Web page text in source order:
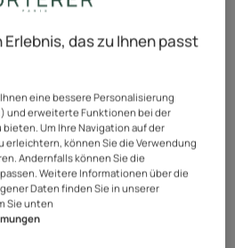
werden. Sie halten
Anwendung den
Das liegt nicht zuletzt
Haarfarben
verblassen nach 6 bis 8
grossartige Möglichkeit, neue
das zu Ihnen passt
eine bessere Personalisierung
und erweiterte Funktionen bei der
Um Ihre Navigation auf der
können Sie die Verwendung
Andernfalls können Sie die
Weitere Informationen über die
Daten finden Sie in unserer
Sie unten